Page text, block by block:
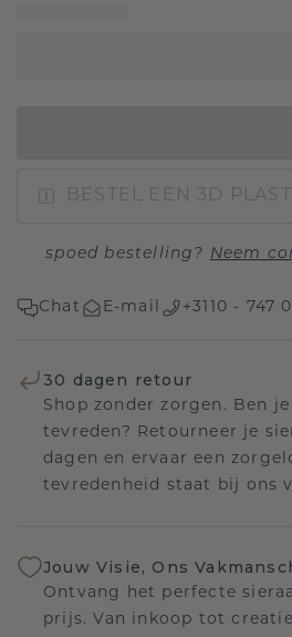
BESTEL EEN 3D
spoed bestelling? Neem
Chat E-mail +3110 - 747
30 dagen retour
Shop zonder zorgen. Ben
tevreden? Retourneer je
dagen en ervaar een
tevredenheid staat bij ons
Jouw Visie, Ons
Ontvang het perfecte
prijs. Van inkoop tot